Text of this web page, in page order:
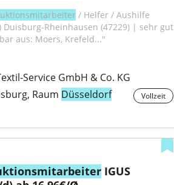
/ Helfer / Aushilfe
Duisburg-Rheinhausen (47229) | sehr gut
aus: Moers, Krefeld..."
Service GmbH & Co. KG
Raum Düsseldorf Vollzeit
IGUS